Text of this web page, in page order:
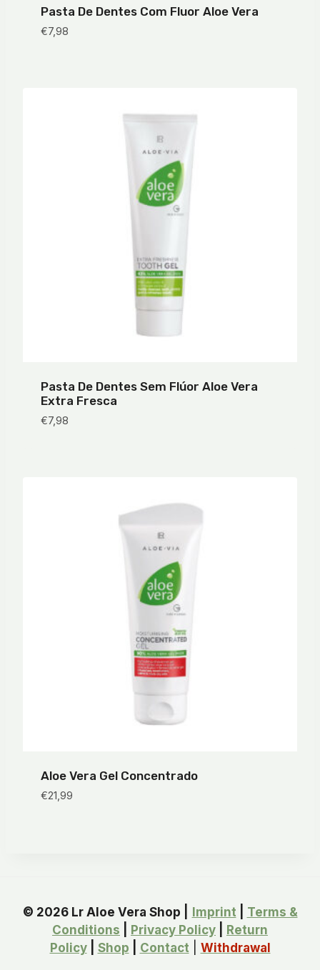
Pasta De Dentes Com Fluor Aloe Vera
€7,98
Pasta De Dentes Sem Flúor Aloe Vera
Extra Fresca
€7,98
Aloe Vera Gel Concentrado
€21,99
© 2026 Lr Aloe Vera Shop | Imprint
Terms &
Conditions
Privacy Policy
Return
Policy| Shop Contact Withdrawal